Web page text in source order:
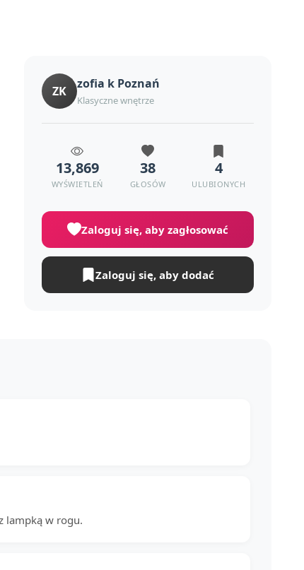
ZK zofia k Poznań
Klasyczne wnętrze
13,869
WYŚWIETLEŃ
38
GŁOSÓW
4
ULUBIONYCH
Zaloguj się, aby zagłosować
Zaloguj się, aby dodać
lampką w rogu.